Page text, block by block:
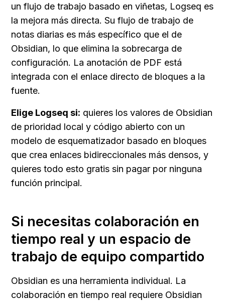
un flujo de trabajo basado en viñetas, Logseq es
la mejora más directa. Su flujo de trabajo de
notas diarias es más específico que el de
Obsidian, lo que elimina la sobrecarga de
configuración. La anotación de PDF está
integrada con el enlace directo de bloques a la
fuente.
Elige Logseq si: quieres los valores de Obsidian
de prioridad local y código abierto con un
modelo de esquematizador basado en bloques
que crea enlaces bidireccionales más densos, y
quieres todo esto gratis sin pagar por ninguna
función principal.
Si necesitas colaboración en
tiempo real y un espacio de
trabajo de equipo compartido
Obsidian es una herramienta individual. La
colaboración en tiempo real requiere Obsidian